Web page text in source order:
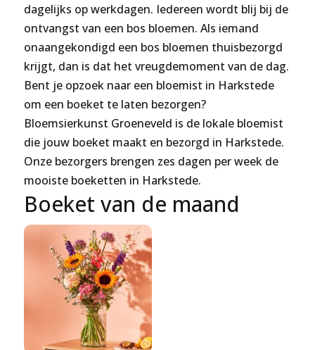
dagelijks op werkdagen. Iedereen wordt blij bij de
ontvangst van een bos bloemen. Als iemand
onaangekondigd een bos bloemen thuisbezorgd
krijgt, dan is dat het vreugdemoment van de dag.
Bent je opzoek naar een bloemist in Harkstede
om een boeket te laten bezorgen?
Bloemsierkunst Groeneveld is de lokale bloemist
die jouw boeket maakt en bezorgd in Harkstede.
Onze bezorgers brengen zes dagen per week de
mooiste boeketten in Harkstede.
Boeket van de maand